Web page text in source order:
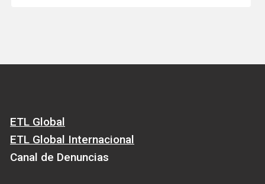
ETL Global
ETL Global Internacional
Canal de Denuncias